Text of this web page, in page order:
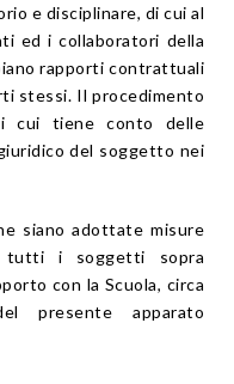
e disciplinare, di cui al
ed i collaboratori della
rapporti contrattuali
stessi. Il procedimento
cui tiene conto delle
del soggetto nei
siano adottate misure
tutti i soggetti sopra
con la Scuola, circa
presente apparato